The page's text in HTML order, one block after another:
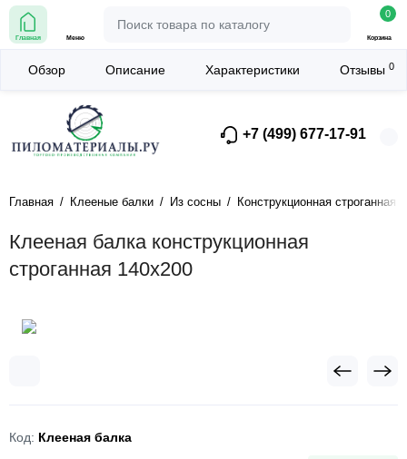
+7 (499) 677-17-91
Главная Меню
0
Корзина
Главная Клееные балки Из сосны Конструкционная строганная
Клееная балка конструкционная
строганная 140х200
Обзор Описание Характеристики Отзывы 0
Код: Клееная балка